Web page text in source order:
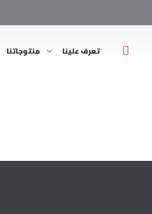
تعرف علينا منتوجاتنا